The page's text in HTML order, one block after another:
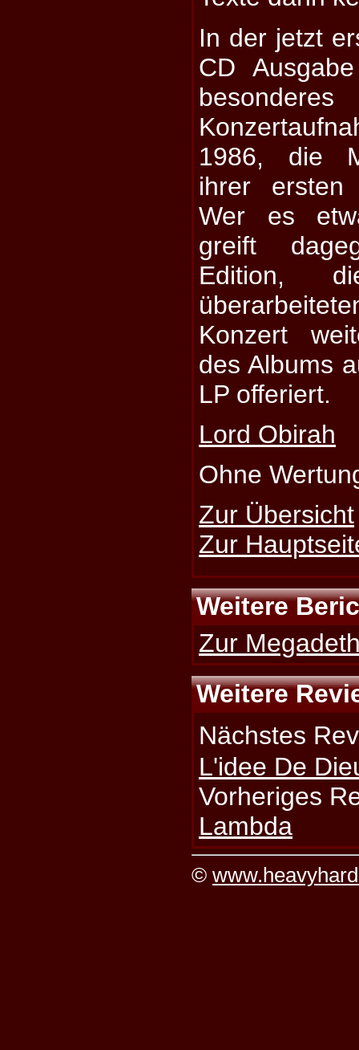
In der jetzt
CD
1986, die
ihrer ersten
Wer es
greift
Edition,
Konzert
des Albums
LP offeriert.
Lord Obirah
Ohne
Zur Übersicht
Zur
Weitere
Zur
Weitere
Nächstes
L'idee De
Vorheriges
Lambda
©